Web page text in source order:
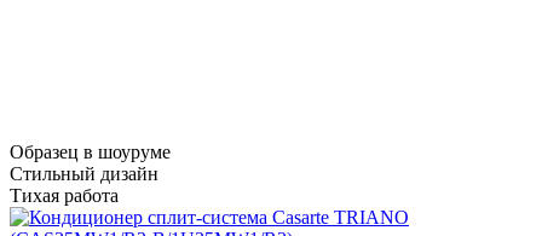
Образец в шоуруме
Стильный дизайн
Тихая работа